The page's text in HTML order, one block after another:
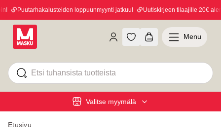
Puutarhakalusteiden loppuunmyynti jatkuu! Uutiskirjeen tilaajille 20€
Valitse myymälä
Menu
Etusivu